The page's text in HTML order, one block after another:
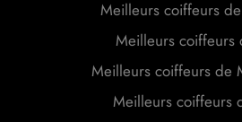
Meilleurs coiffeurs
Meilleurs coiffeurs de
Meilleurs coiffeurs
Meilleurs coiffeurs